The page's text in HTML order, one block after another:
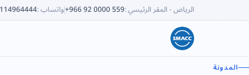
الرياض - المقر الرئيسي:
+966 92 0000 559واتساب:
المدونة